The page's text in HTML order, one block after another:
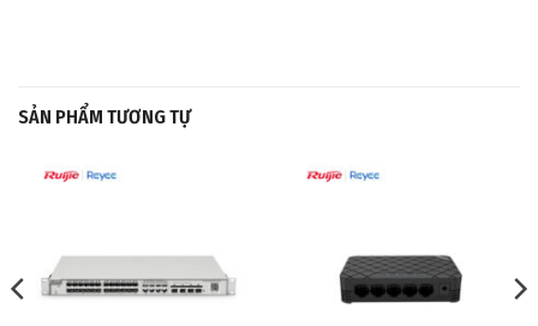
SẢN PHẨM TƯƠNG TỰ